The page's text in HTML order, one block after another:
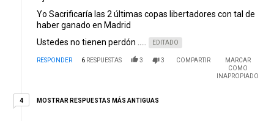
Yo Sacrificaría las 2 últimas copas libertadores con tal de
haber ganado en Madrid
Ustedes no tienen perdón .....
EDITADO
RESPONDER 6 RESPUESTAS 3 3 COMPARTIR
MARCAR
COMO
INAPROPIADO
44 respuestas más antiguas
MOSTRAR RESPUESTAS MÁS ANTIGUAS